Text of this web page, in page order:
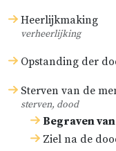
Heerlijkmaking
verheerlijking
Opstanding der
Sterven van de
sterven, dood
Begraven
Ziel na de